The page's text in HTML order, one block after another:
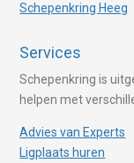
Schepenkring Heeg
Services
Schepenkring is
helpen met
Advies van Experts
Ligplaats huren